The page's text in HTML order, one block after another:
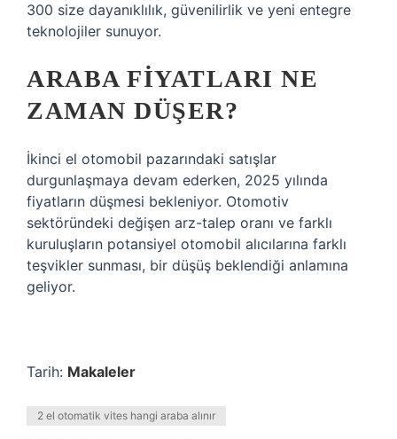
300 size dayanıklılık, güvenilirlik ve yeni entegre
teknolojiler sunuyor.
ARABA FIYATLARI NE
ZAMAN DÜŞER?
İkinci el otomobil pazarındaki satışlar
durgunlaşmaya devam ederken, 2025 yılında
fiyatların düşmesi bekleniyor. Otomotiv
sektöründeki değişen arz-talep oranı ve farklı
kuruluşların potansiyel otomobil alıcılarına farklı
teşvikler sunması, bir düşüş beklendiği anlamına
geliyor.
Tarih: Makaleler
2 el otomatik vites hangi araba alınır